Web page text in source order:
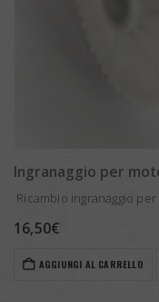
Ricambio ingranaggio
16,50€
AGGIUNGI AL CARRELLO